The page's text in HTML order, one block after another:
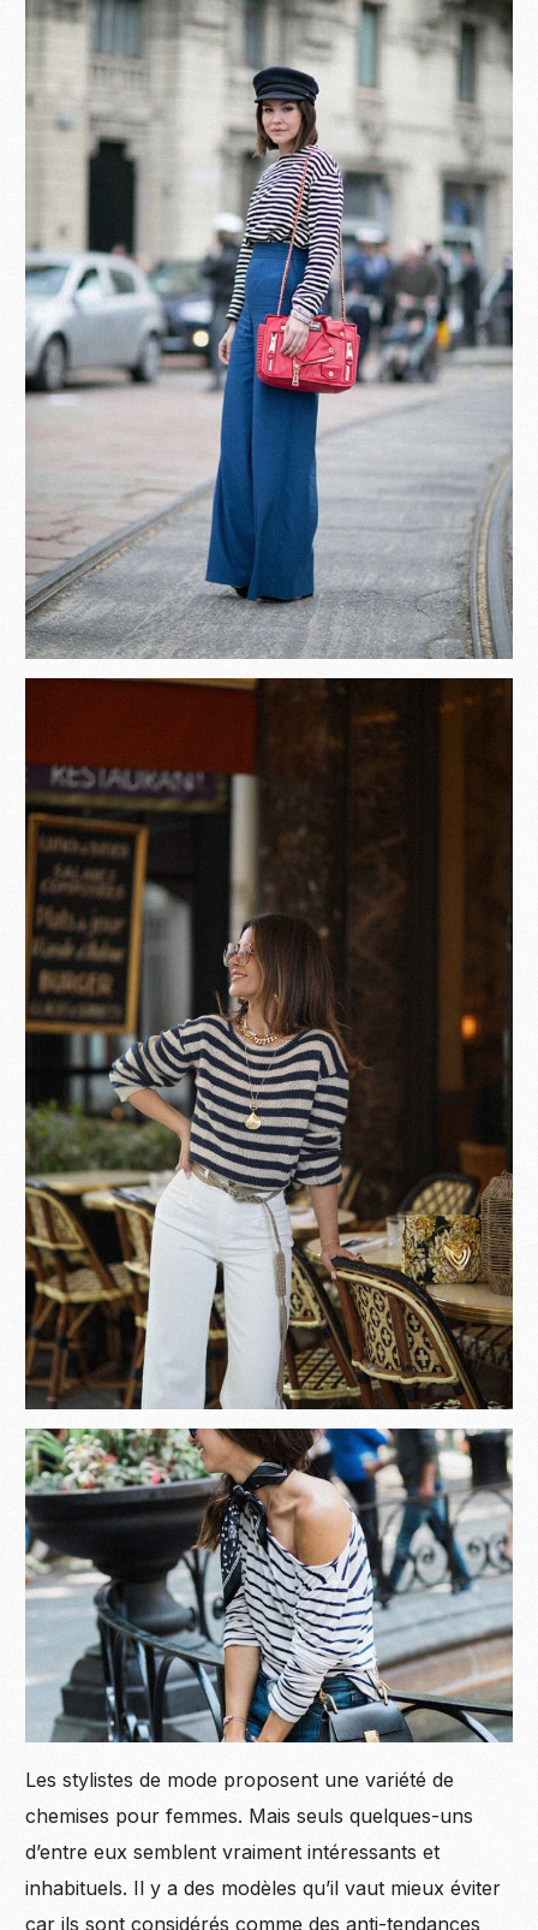
Les stylistes de mode proposent une variété de
chemises pour femmes. Mais seuls quelques-uns
d’entre eux semblent vraiment intéressants et
inhabituels. Il y a des modèles qu’il vaut mieux éviter
car ils sont considérés comme des anti-tendances